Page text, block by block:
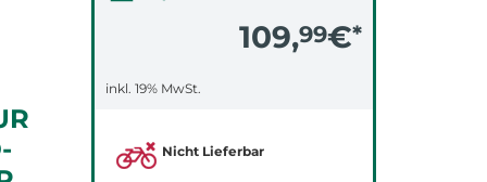
109,99€*
inkl. 19% MwSt.
Nicht Lieferbar